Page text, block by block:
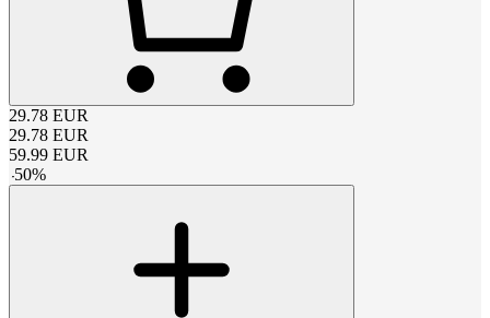
29.78 EUR
29.78 EUR
59.99 EUR
-50%